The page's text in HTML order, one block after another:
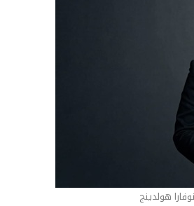
هولدينج